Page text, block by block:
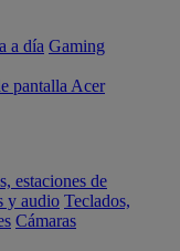
a día Gaming
pantalla Acer
estaciones de
y audio Teclados,
Cámaras